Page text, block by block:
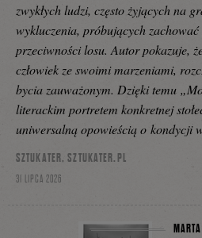
zwykłych ludzi, często żyjących na
wykluczenia, próbujących
przeciwności losu. Autor pokazuje,
człowiek ze swoimi marzeniami,
bycia zauważonym. Dzięki temu
literackim portretem konkretnej
uniwersalną opowieścią o kondycji
SZTUKATER, SZTUKATER.PL
31 LIPCA 2026